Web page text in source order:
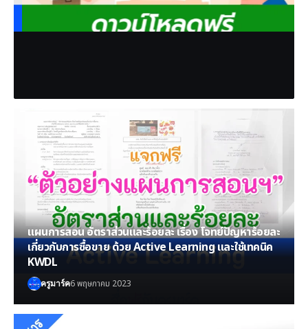
แผนการสอนวิชาอื่น ๆ
แผนการสอน อัตราส่วนและร้อยละ เรื่อง โจทย์ปัญหาร้อยละ
เกี่ยวกับการซื้อขาย ด้วย Active Learning และใช้เทคนิค
KWDL
ครูมาร์ค6 พฤษภาคม 2023